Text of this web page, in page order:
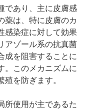
であり、主に皮膚感
薬は、特に皮膚のカ
感染症に対して効果
アゾール系の抗真菌
成を阻害することに
。このメカニズムに
を防ぎます。
所使用が主であるた